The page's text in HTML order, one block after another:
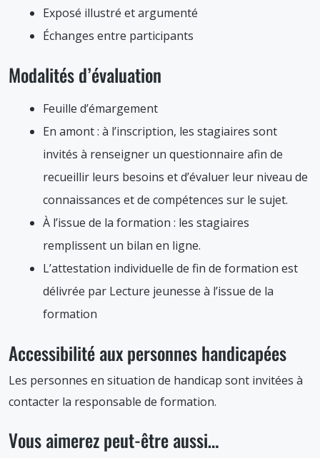
Exposé illustré et argumenté
Échanges entre participants
Modalités d’évaluation
Feuille d’émargement
En amont : à l’inscription, les stagiaires sont
invités à renseigner un questionnaire afin de
recueillir leurs besoins et d’évaluer leur niveau de
connaissances et de compétences sur le sujet.
À l’issue de la formation : les stagiaires
remplissent un bilan en ligne.
L’attestation individuelle de fin de formation est
délivrée par Lecture jeunesse à l’issue de la
formation
Accessibilité aux personnes handicapées
Les personnes en situation de handicap sont invitées à
contacter la responsable de formation.
Vous aimerez peut-être aussi…